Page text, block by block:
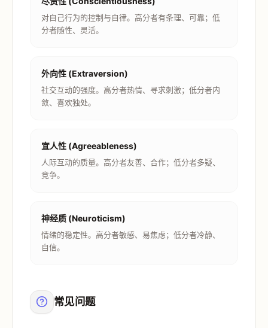
对自己行为的控制与自律。高分者有条理、可靠；低
分者随性、灵活。
外向性 (Extraversion)
社交互动的强度。高分者热情、寻求刺激；低分者内
敛、喜欢独处。
宜人性 (Agreeableness)
人际互动的质量。高分者友善、合作；低分者多疑、
竞争。
神经质 (Neuroticism)
情绪的稳定性。高分者敏感、易焦虑；低分者冷静、
自信。
常见问题